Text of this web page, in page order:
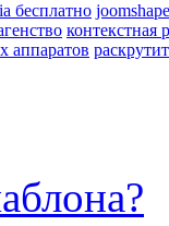
бесплатно
контекстная
аппаратов